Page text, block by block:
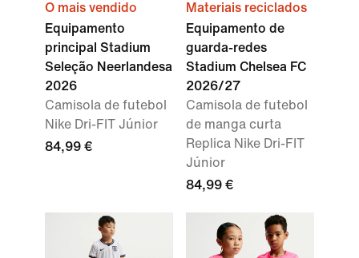
O mais vendido
Equipamento
principal Stadium
Seleção Neerlandesa
2026
Camisola de futebol
Nike Dri-FIT Júnior
84,99 €
Materiais reciclados
Equipamento de
guarda-redes
Stadium Chelsea FC
2026/27
Camisola de futebol
de manga curta
Replica Nike Dri-FIT
Júnior
84,99 €